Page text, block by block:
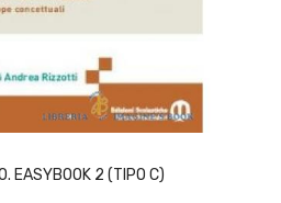
EASYBOOK 2 (TIPO C)
ACQUISTA